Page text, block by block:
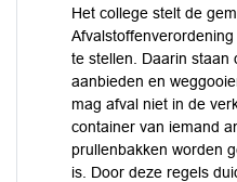
Het college stelt de
te stellen. Daarin staan
aanbieden en
mag afval niet in de
container van iemand
prullenbakken worden
is. Door deze regels